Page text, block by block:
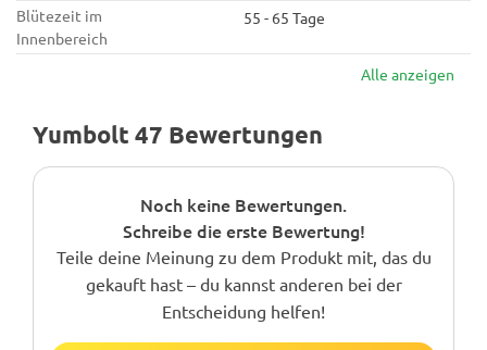
Blütezeit im
Innenbereich
55 - 65 Tage
Alle anzeigen
Yumbolt 47 Bewertungen
Noch keine Bewertungen.
Schreibe die erste Bewertung!
Teile deine Meinung zu dem Produkt mit, das du
gekauft hast – du kannst anderen bei der
Entscheidung helfen!